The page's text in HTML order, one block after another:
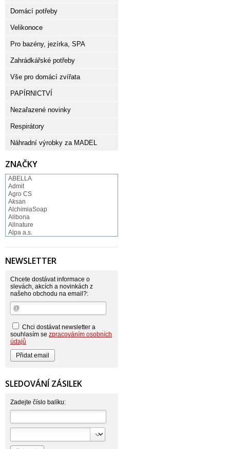
Domácí potřeby
Velikonoce
Pro bazény, jezírka, SPA
Zahrádkářské potřeby
Vše pro domácí zvířata
PAPÍRNICTVÍ
Nezařazené novinky
Respirátory
Náhradní výrobky za MADEL
ZNAČKY
ABELLA
Admit
Agro CS
Aksan
AlchimiaSoap
Alibona
Allnature
Alpa a.s.
Alufix
Astonish
Atlantic
AutoMax Group
Axcentive
BaL
Bateria
Beauty Lille
Beiersdorf - Nivea
Bella
Benkor
BERGEN S. R. L.
Bettina Barty
Bio-repel
Bioclean
Biolit
BIOM s.r.o.
Bioprospect
Bispol
NEWSLETTER
Chcete dostávat informace o
slevách, akcích a novinkách z
našeho obchodu na email?:
Chci dostávat newsletter a
souhlasím se zpracováním osobních
údajů
SLEDOVÁNÍ ZÁSILEK
Zadejte číslo balíku: